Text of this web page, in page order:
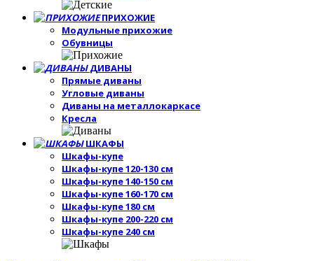
ПРИХОЖИЕ
Модульные прихожие
Обувницы
ДИВАНЫ
Прямые диваны
Угловые диваны
Диваны на металлокаркасе
Кресла
ШКАФЫ
Шкафы-купе
Шкафы-купе 120-130 см
Шкафы-купе 140-150 см
Шкафы-купе 160-170 см
Шкафы-купе 180 см
Шкафы-купе 200-220 см
Шкафы-купе 240 см